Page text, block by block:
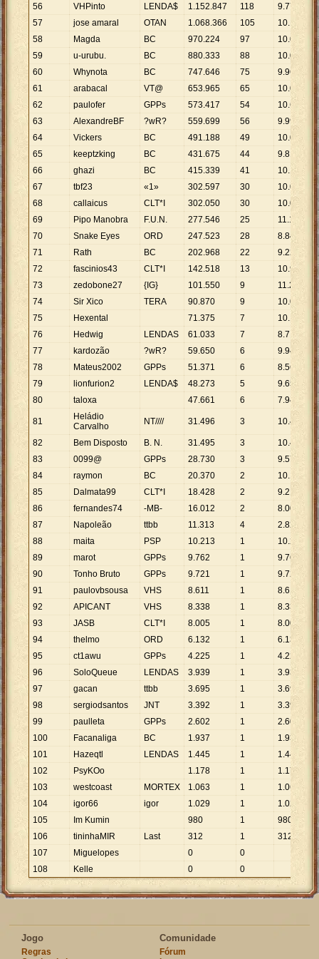
56
VHPinto LENDA$ 1.152.847 118 9.770
57
jose amaral OTAN 1.068.366 105 10.175
58
Magda BC 970.224 97 10.002
59
u-urubu. BC 880.333 88 10.004
60
Whynota BC 747.646 75 9.969
61
arabacal VT@ 653.965 65 10.061
62
paulofer GPPs 573.417 54 10.619
63
AlexandreBF ?wR? 559.699 56 9.995
64
Vickers BC 491.188 49 10.024
65
keeptzking BC 431.675 44 9.811
66
ghazi BC 415.339 41 10. 130
67
tbf23 «1» 302.597 30 10.087
68
callaicus CLT*I 302.050 30 10.068
69
Pipo Manobra F.U.N. 277.546 25 11.102
70
Snake Eyes ORD 247.523 28 8.840
71
Rath BC 202.968 22 9.226
72
fascinios43 CLT*I 142.518 13 10.963
73
zedobone27 {IG} 101.550 9 11.283
74
Sir Xico TERA 90.870 9 10.097
75
Hexental 71.375 7 10. 196
76
Hedwig LENDAS 61.033 7 8.719
77
kardozão ?wR? 59.650 6 9.942
78
Mateus2002 GPPs 51.371 6 8.562
79
lionfurion2 LENDA$ 48.273 5 9.655
80
taloxa 47.661 6 7.944
81
Heládio
Carvalho
NT//// 31.496 3 10.499
82 Bem Disposto B. N. 31.495 3 10.498
83
0099@ GPPs 28.730 3 9.577
84
raymon BC 20.370 2 10. 185
85
Dalmata99 CLT*I 18.428 2 9.214
86
fernandes74 -MB- 16.012 2 8.006
87
Napoleão ttbb 11.313 4 2.828
88
maita PSP 10.213 1 10.213
89
marot GPPs 9.762 1 9.762
90
Tonho Bruto GPPs 9.721 1 9.721
91
paulovbsousa VHS 8.611 1 8.611
92
APICANT VHS 8.338 1 8.338
93
JASB CLT*I 8.005 1 8.005
94
thelmo ORD 6.132 1 6.132
95
ct1awu GPPs 4.225 1 4.225
96
SoloQueue LENDAS 3.939 1 3.939
97
gacan ttbb 3.695 1 3.695
98
sergiodsantos JNT 3.392 1 3.392
99
paulleta GPPs 2.602 1 2.602
100
Facanaliga BC 1.937 1 1.937
101
Hazeqtl LENDAS 1.445 1 1.445
102
PsyKOo 1.178 1 1.178
103
westcoast MORTEX 1.063 1 1.063
104
igor66 igor 1.029 1 1.029
105
Im Kumin 980 1
980
106
tininhaMIR Last 312 1
312
107
Miguelopes 0
0
108
Kelle 0 0
Jogo
Regras
Comunidade
Fórum